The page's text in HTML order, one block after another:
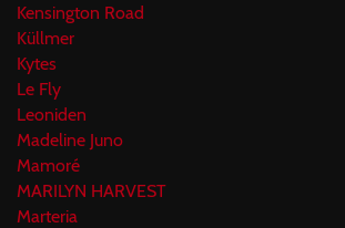
Kensington Road
Küllmer
Kytes
Le Fly
Leoniden
Madeline Juno
Mamoré
MARILYN HARVEST
Marteria